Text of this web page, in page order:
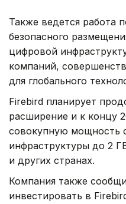
Также ведется работа
безопасного
цифровой
компаний,
для глобального
Firebird планирует
расширение и к концу
совокупную мощность
инфраструктуры до 2
и других странах.
Компания также
инвестировать в